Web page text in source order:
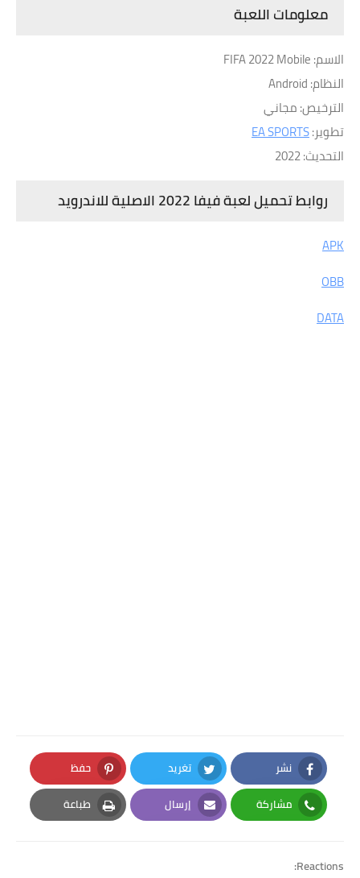
معلومات اللعبة
الاسم: FIFA 2022 Mobile
النظام: Android
الترخيص: مجاني
تطوير:EA SPORTS
التحديث: 2022
روابط تحميل لعبة فيفا 2022 الاصلية للاندرويد
APK
OBB
DATA
نشر
Facebook
تغريد
Twitter
حفظ
Pinterest
مشاركة
Whatsapp
إرسال
Email
طباعة
Print
Reactions: